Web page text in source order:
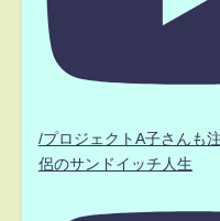
/プロジェクトA子さんも
侶のサンドイッチ人生